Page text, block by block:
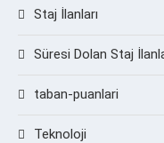
Staj İlanları
Süresi Dolan Staj
taban-puanlari
Teknoloji